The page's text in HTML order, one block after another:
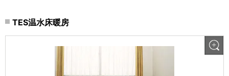
TES温水床暖房